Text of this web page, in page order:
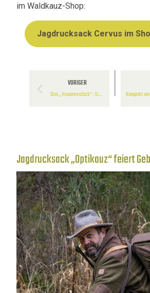
im Waldkauz-Shop:
Jagdrucksack Cervus im
VORIGER
Das „Husarenstück“: Unser vielseitigster Jagdrucksack
Jagdrucksack „Optikauz“ feiert